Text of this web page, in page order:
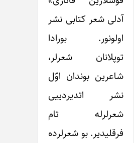
آدلی شعر کتابی‎ نشر
اولونور. بورادا
توپلانان شعرلر،
شاعرین بوندان اوّل
نشر اتدیردییی
شعرلرله تام
فرقلی‎دیر. بو شعرلرده